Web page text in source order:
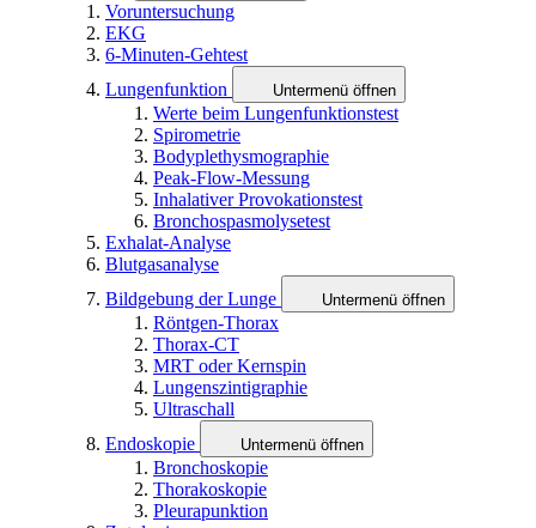
Voruntersuchung
EKG
6-Minuten-Gehtest
Lungenfunktion
Untermenü öffnen
Werte beim Lungenfunktionstest
Spirometrie
Bodyplethysmographie
Peak-Flow-Messung
Inhalativer Provokationstest
Bronchospasmolysetest
Exhalat-Analyse
Blutgasanalyse
Bildgebung der Lunge
Untermenü öffnen
Röntgen-Thorax
Thorax-CT
MRT oder Kernspin
Lungenszintigraphie
Ultraschall
Endoskopie
Untermenü öffnen
Bronchoskopie
Thorakoskopie
Pleurapunktion